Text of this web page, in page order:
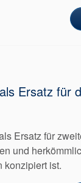
Ersatz für
Ersatz für
und
konzipiert ist.